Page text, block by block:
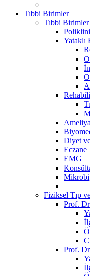
Tıbbi Birimler
Tıbbi Birimler
Yataklı
Diyet
Eczane
EMG
Fiziksel Tıp
Prof.
Prof.